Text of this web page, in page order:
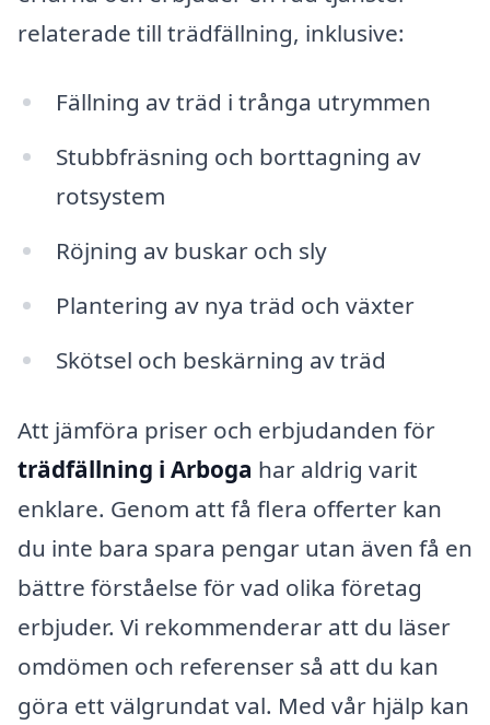
relaterade till trädfällning, inklusive:
Fällning av träd i trånga utrymmen
Stubbfräsning och borttagning av
rotsystem
Röjning av buskar och sly
Plantering av nya träd och växter
Skötsel och beskärning av träd
Att jämföra priser och erbjudanden för
trädfällning i Arboga har aldrig varit
enklare. Genom att få flera offerter kan
du inte bara spara pengar utan även få en
bättre förståelse för vad olika företag
erbjuder. Vi rekommenderar att du läser
omdömen och referenser så att du kan
göra ett välgrundat val. Med vår hjälp kan